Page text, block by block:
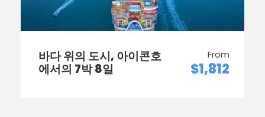
바다 위의 도시, 아이콘호
에서의 7박 8일
From
$1,812